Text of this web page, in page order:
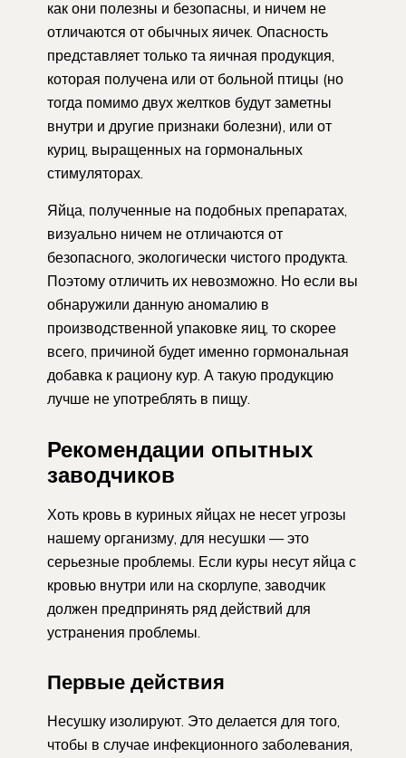
как они полезны и безопасны, и ничем не
отличаются от обычных яичек. Опасность
представляет только та яичная продукция,
которая получена или от больной птицы (но
тогда помимо двух желтков будут заметны
внутри и другие признаки болезни), или от
куриц, выращенных на гормональных
стимуляторах.
Яйца, полученные на подобных препаратах,
визуально ничем не отличаются от
безопасного, экологически чистого продукта.
Поэтому отличить их невозможно. Но если вы
обнаружили данную аномалию в
производственной упаковке яиц, то скорее
всего, причиной будет именно гормональная
добавка к рациону кур. А такую продукцию
лучше не употреблять в пищу.
Рекомендации опытных
заводчиков
Хоть кровь в куриных яйцах не несет угрозы
нашему организму, для несушки — это
серьезные проблемы. Если куры несут яйца с
кровью внутри или на скорлупе, заводчик
должен предпринять ряд действий для
устранения проблемы.
Первые действия
Несушку изолируют. Это делается для того,
чтобы в случае инфекционного заболевания,